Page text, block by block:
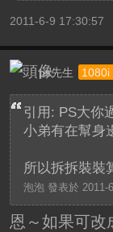
2011-6-9 17:30:57
ps先生 1080i
引用: PS大你
小弟有在幫身
所以拆拆裝裝
泡泡 發表於 2011-
恩～如果可改